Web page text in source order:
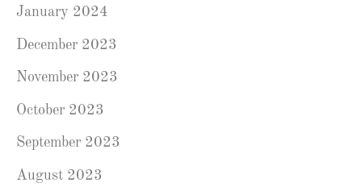
January 2024
December 2023
November 2023
October 2023
September 2023
August 2023